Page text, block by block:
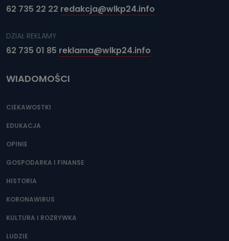
62 735 22 22 redakcja@wlkp24.info
DZIAŁ REKLAMY
62 735 01 85 reklama@wlkp24.info
WIADOMOŚCI
CIEKAWOSTKI
EDUKACJA
OPINIE
GOSPODARKA I FINANSE
HISTORIA
KORONAWIRUS
KULTURA I ROZRYWKA
LUDZIE